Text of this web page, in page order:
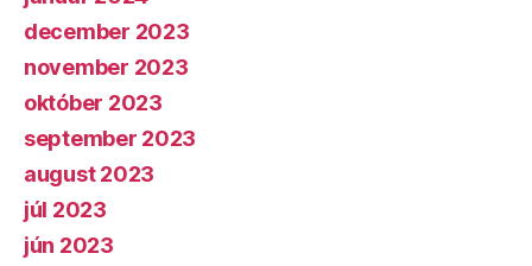
december 2023
november 2023
október 2023
september 2023
august 2023
júl 2023
jún 2023